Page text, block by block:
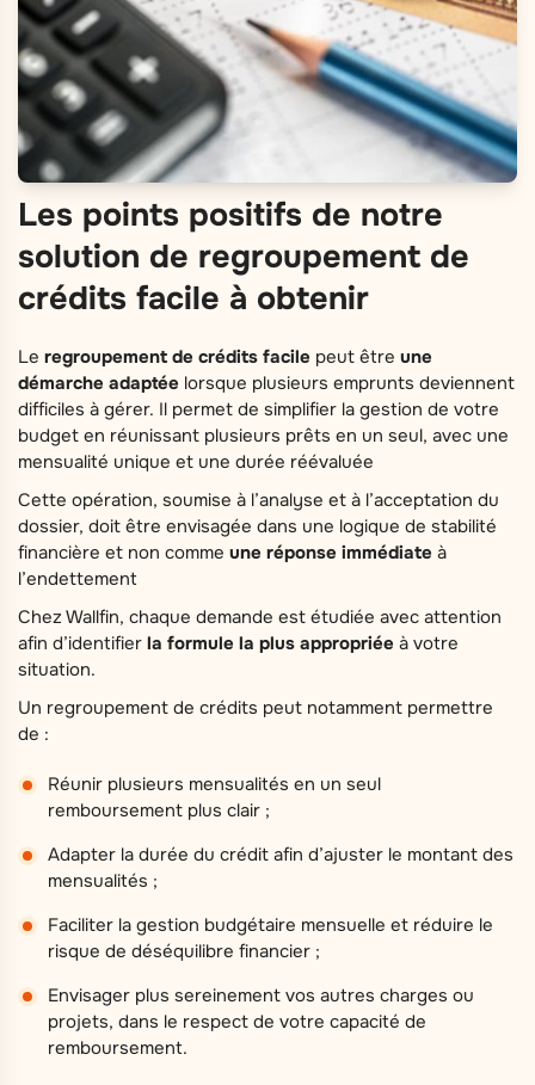
Les points positifs de notre
solution de regroupement de
crédits facile à obtenir
Le regroupement de crédits facile peut être une
démarche adaptée lorsque plusieurs emprunts deviennent
difficiles à gérer. Il permet de simplifier la gestion de votre
budget en réunissant plusieurs prêts en un seul, avec une
mensualité unique et une durée réévaluée
Cette opération, soumise à l’analyse et à l’acceptation du
dossier, doit être envisagée dans une logique de stabilité
financière et non comme une réponse immédiate à
l’endettement
Chez Wallfin, chaque demande est étudiée avec attention
afin d’identifier la formule la plus appropriée à votre
situation.
Un regroupement de crédits peut notamment permettre
de :
Réunir plusieurs mensualités en un seul
remboursement plus clair ;
Adapter la durée du crédit afin d’ajuster le montant des
mensualités ;
Faciliter la gestion budgétaire mensuelle et réduire le
risque de déséquilibre financier ;
Envisager plus sereinement vos autres charges ou
projets, dans le respect de votre capacité de
remboursement.